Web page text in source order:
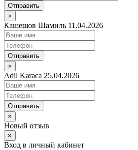
Отправить
×
Кашешов Шамиль 11.04.2026
Отправить
×
Adil Karaca 25.04.2026
Отправить
×
Новый отзыв
×
Вход в личный кабинет